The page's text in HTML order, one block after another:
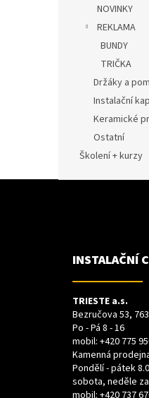
NOVINKY
REKLAMA
BUNDY
TRIČKA
Držáky a
Instalační
Keramické
Ostatní
Školení + kurzy
Z
INSTALAČNÍ
TRIESTE a.s.
Bezručova 53,
Po - Pá 8 - 16
mobil: +420 775
Kamenná
Pondělí - pátek
sobota, neděle
mobil: +420 737